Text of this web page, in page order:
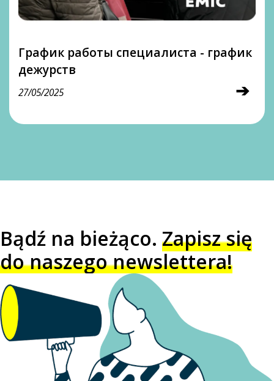
График работы специалиста - график
дежурств
➔
27/05/2025
Bądź na bieżąco. Zapisz się
do naszego newslettera!